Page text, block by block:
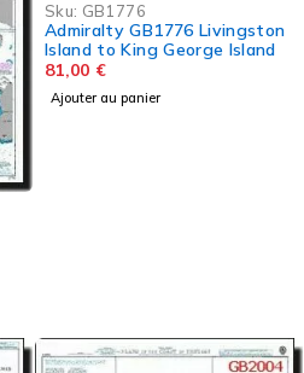
Sku: GB1776
Admiralty GB1776 Livingston
Island to King George Island
81,00 €
Ajouter au panier